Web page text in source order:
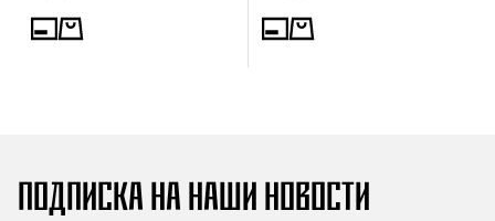
ПОДПИСКА НА НАШИ НОВОСТИ